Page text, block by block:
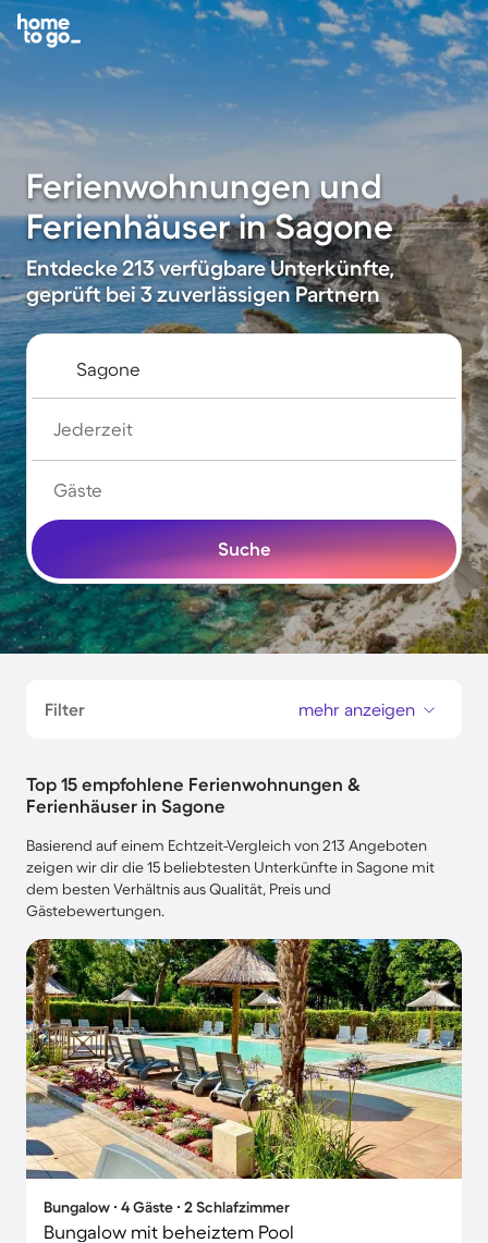
Ferienwohnungen und
Ferienhäuser in Sagone
Entdecke 213 verfügbare Unterkünfte,
geprüft bei 3 zuverlässigen Partnern
Jederzeit
Gäste
Suche
Filter mehr anzeigen
Top 15 empfohlene Ferienwohnungen &
Ferienhäuser in Sagone
Basierend auf einem Echtzeit-Vergleich von 213 Angeboten
zeigen wir dir die 15 beliebtesten Unterkünfte in Sagone mit
dem besten Verhältnis aus Qualität, Preis und
Gästebewertungen.
Bungalow ∙ 4 Gäste ∙ 2 Schlafzimmer
Bungalow mit beheiztem Pool